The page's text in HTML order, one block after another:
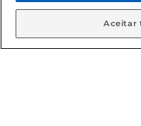
© 2026
Aceitar